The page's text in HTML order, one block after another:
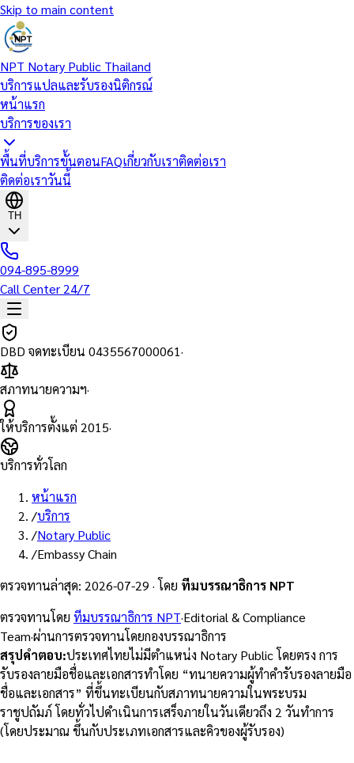
Skip to main content
NPT Notary Public Thailand
บริการแปลและรับรองนิติกรณ์
หน้าแรก
บริการของเรา
พื้นที่บริการขั้นตอนFAQเกี่ยวกับเราติดต่อเรา
ติดต่อเราวันนี้
TH
094-895-8999
Call Center 24/7
DBD จดทะเบียน 0435567000061·
สภาทนายความฯ·
ให้บริการตั้งแต่ 2015·
บริการทั่วโลก
หน้าแรก
/บริการ
/Notary Public
/Embassy Chain
ตรวจทานล่าสุด: 2026-07-29 · โดย ทีมบรรณาธิการ NPT
ตรวจทานโดย ทีมบรรณาธิการ NPT·Editorial & Compliance
Team·ผ่านการตรวจทานโดยกองบรรณาธิการ
สรุปคำตอบ:ประเทศไทยไม่มีตำแหน่ง Notary Public โดยตรง การ
รับรองลายมือชื่อและเอกสารทำโดย “ทนายความผู้ทำคำรับรองลายมือ
ชื่อและเอกสาร” ที่ขึ้นทะเบียนกับสภาทนายความในพระบรม
ราชูปถัมภ์ โดยทั่วไปดำเนินการเสร็จภายในวันเดียวถึง 2 วันทำการ
(โดยประมาณ ขึ้นกับประเภทเอกสารและคิวของผู้รับรอง)